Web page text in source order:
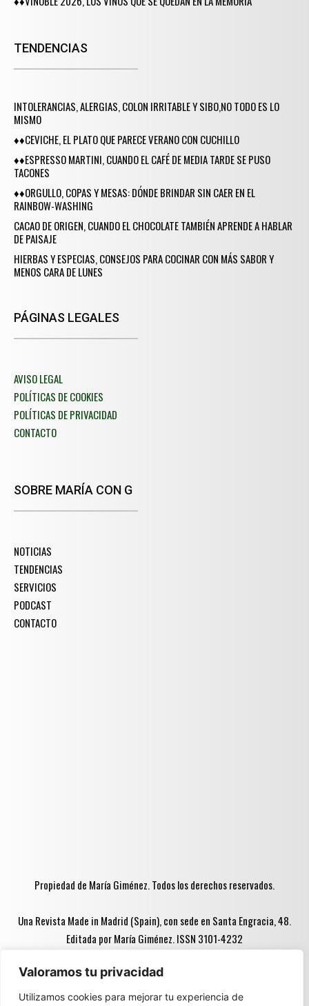
Valoramos tu privacidad
Utilizamos cookies para mejorar tu experiencia de
TENDENCIAS
INTOLERANCIAS, ALERGIAS, COLON IRRITABLE Y SIBO,NO TODO ES LO
MISMO
♦♦CEVICHE, EL PLATO QUE PARECE VERANO CON CUCHILLO
♦♦ESPRESSO MARTINI, CUANDO EL CAFÉ DE MEDIA TARDE SE PUSO
TACONES
♦♦ORGULLO, COPAS Y MESAS: DÓNDE BRINDAR SIN CAER EN EL
RAINBOW-WASHING
CACAO DE ORIGEN, CUANDO EL CHOCOLATE TAMBIÉN APRENDE A HABLAR
DE PAISAJE
HIERBAS Y ESPECIAS, CONSEJOS PARA COCINAR CON MÁS SABOR Y
MENOS CARA DE LUNES
PÁGINAS LEGALES
AVISO LEGAL
POLÍTICAS DE COOKIES
POLÍTICAS DE PRIVACIDAD
CONTACTO
SOBRE MARÍA CON G
NOTICIAS
TENDENCIAS
SERVICIOS
PODCAST
CONTACTO
Propiedad de María Giménez. Todos los derechos reservados.
Una Revista Made in Madrid (Spain), con sede en Santa Engracia, 48.
Editada por María Giménez. ISSN 3101-4232
Advertencia ♦♦: